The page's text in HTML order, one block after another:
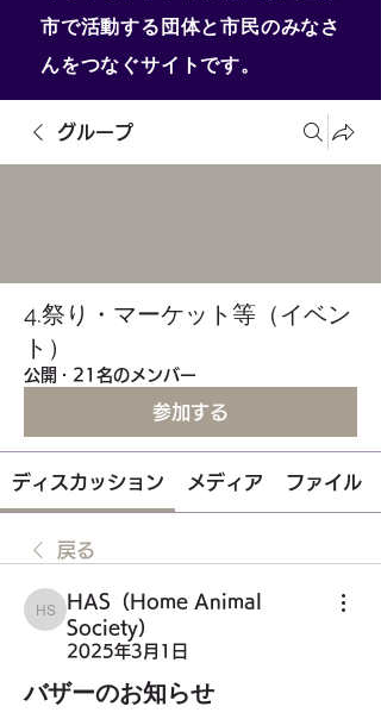
市で活動する団体と市民のみなさ
んをつなぐサイトです。
グループ
4.祭り・マーケット等（イベン
ト）
公開 · 21名のメンバー
参加する
ディスカッション メディア ファイル
戻る
HAS（Home Animal Society）
HAS（Home Animal
Society）
2025年3月1日
バザーのお知らせ